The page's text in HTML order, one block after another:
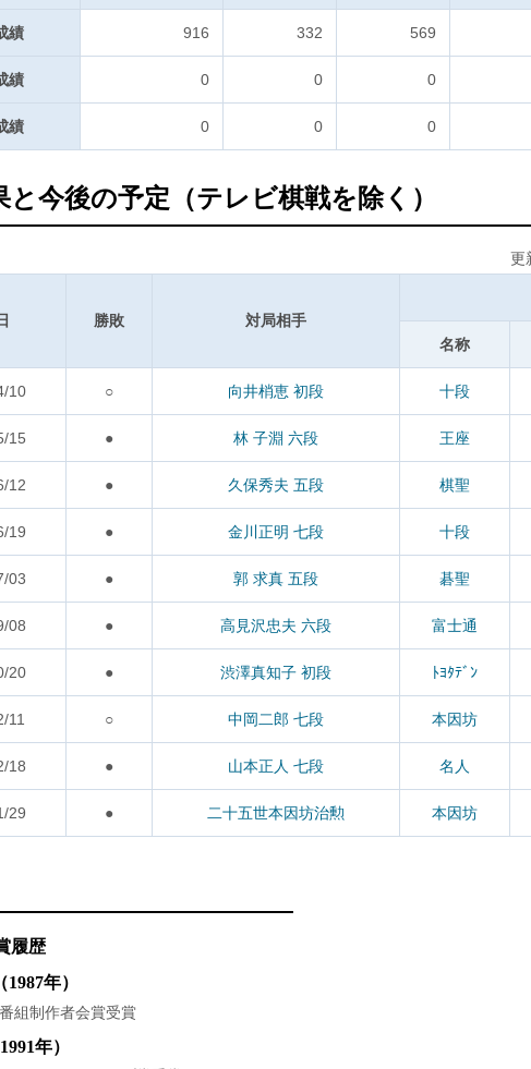
績 916 332 569
績 0 0 0
績 0 0 0
と今後の予定（テレビ棋戦を除く）
更
勝敗 対局相手
名称
10 ○ 向井梢恵 初段 十段
15 ● 林 子淵 六段 王座
12 ● 久保秀夫 五段 棋聖
19 ● 金川正明 七段 十段
03 ● 郭 求真 五段 碁聖
08 ● 高見沢忠夫 六段 富士通
20 ● 渋澤真知子 初段 ﾄﾖﾀﾃﾞﾝ
11 ○ 中岡二郎 七段 本因坊
18 ● 山本正人 七段 名人
29 ● 二十五世本因坊治勲 本因坊
履歴
年）
組制作者会賞受賞
年）